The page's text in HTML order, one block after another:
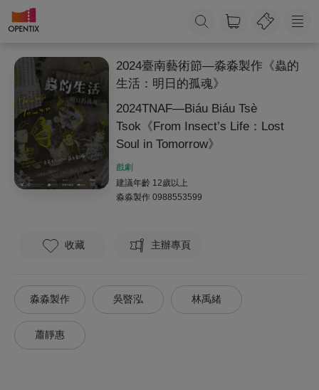
2024臺南藝術節—淼淼製作《蟲的
生活：明日的孤魂》
2024TNAF—Biáu Biáu Tsè
Tsok《From Insect’s Life：Lost
Soul in Tomorrow》
戲劇
建議年齡 12歲以上
淼淼製作 0988553599
收藏 主辦專頁
淼淼製作 吳暋泓 林禹緒
蕭靜惠